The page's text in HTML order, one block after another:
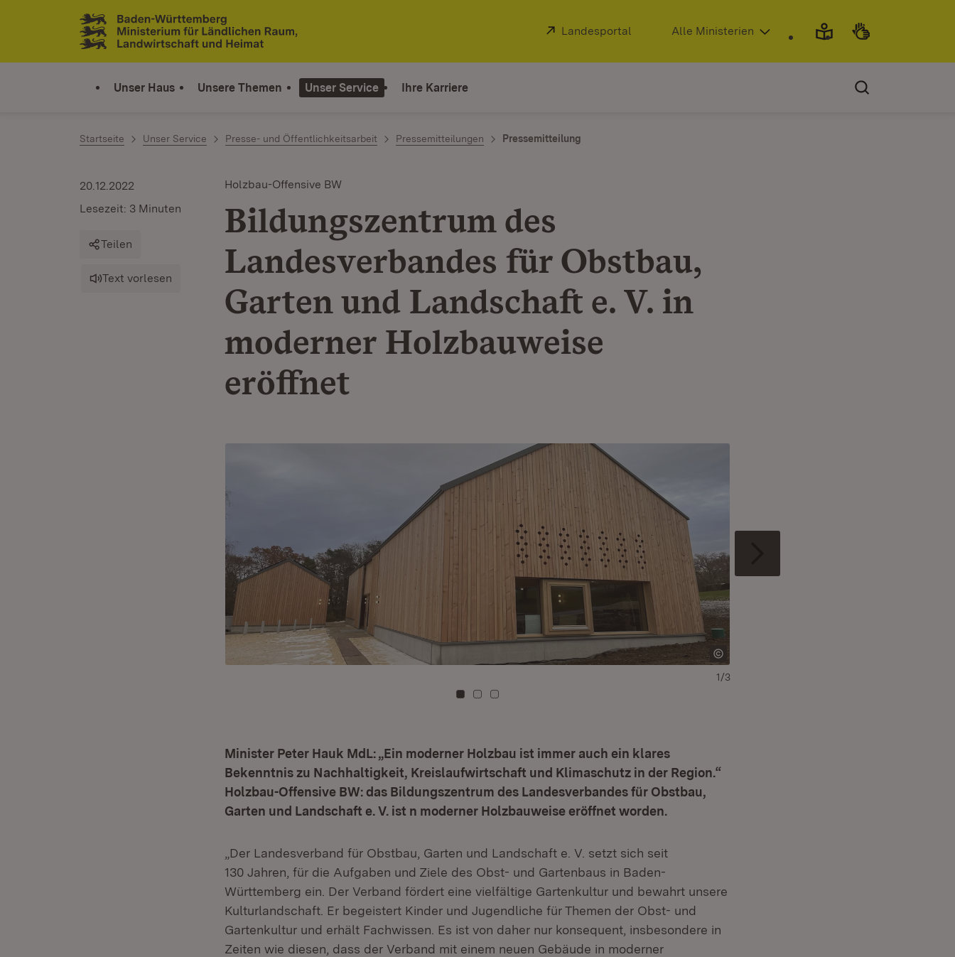
Zum Inhalt springen
Link zur Startseite
Extern:
Landesportal (Öffnet in neuem Fenster)
Alle Ministerien
Unser Haus Unsere Themen Unser Service Ihre Karriere
Startseite Unser Service Presse- und Öffentlichkeitsarbeit Pressemitteilungen Pressemitteilung
Holzbau-Offensive BW
Bildungszentrum des
Landesverbandes für Obstbau,
Garten und Landschaft e. V. in
moderner Holzbauweise
eröffnet
20.12.2022
Lesezeit: 3 Minuten
Teilen
Text vorlesen
Zu Kachel: 0
Zu Kachel: 1
Zu Kachel: 2
1/3
Minister Peter Hauk MdL: „Ein moderner Holzbau ist immer auch ein klares
Bekenntnis zu Nachhaltigkeit, Kreislaufwirtschaft und Klimaschutz in der Region.“
Holzbau-Offensive BW: das Bildungszentrum des Landesverbandes für Obstbau,
Garten und Landschaft e. V. ist n moderner Holzbauweise eröffnet worden.
„Der Landesverband für Obstbau, Garten und Landschaft e. V. setzt sich seit
130 Jahren, für die Aufgaben und Ziele des Obst- und Gartenbaus in Baden-
Württemberg ein. Der Verband fördert eine vielfältige Gartenkultur und bewahrt unsere
Kulturlandschaft. Er begeistert Kinder und Jugendliche für Themen der Obst- und
Gartenkultur und erhält Fachwissen. Es ist von daher nur konsequent, insbesondere in
Zeiten wie diesen, dass der Verband mit einem neuen Gebäude in moderner